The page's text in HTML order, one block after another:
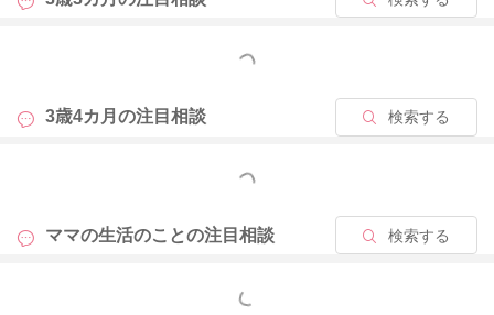
2021/9/3 16:38
もっと見る
3歳4カ月の注目相談 検索する
もっと見る
ママの生活のことの注目相談 検索する
もっと見る